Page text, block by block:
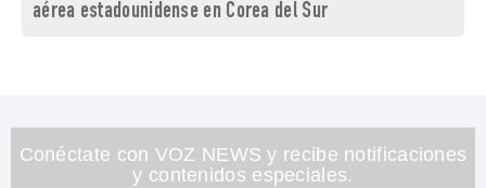
aérea estadounidense en Corea del Sur
Conéctate con VOZ NEWS y recibe notificaciones
y contenidos especiales.